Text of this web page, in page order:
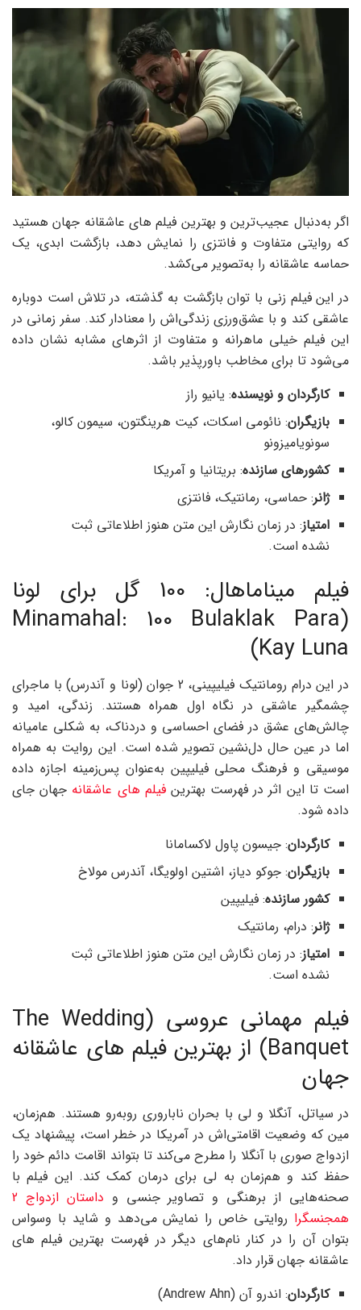
اگر به‌دنبال عجیب‌ترین و بهترین فیلم های عاشقانه جهان هستید
که روایتی متفاوت و فانتزی را نمایش دهد، بازگشت ابدی، یک
حماسه عاشقانه را به‌تصویر می‌کشد.
در این فيلم زنی با توان بازگشت به گذشته، در تلاش است دوباره
عاشقی کند و با عشق‌ورزی زندگی‌‌اش را معنادار کند. سفر زمانی در
این فیلم خیلی ماهرانه و متفاوت از اثرهای مشابه نشان داده
می‌شود تا برای مخاطب باورپذیر باشد.
کارگردان و نویسنده: یانیو راز
بازیگران: نائومی اسکات، کیت هرینگتون، سیمون کالو،
سونویامیزونو
کشورهای سازنده: بریتانیا و آمریکا
ژانر: حماسی، رمانتیک، فانتزی
امتیاز: در زمان نگارش این متن هنوز اطلاعاتی ثبت
نشده است.
فیلم میناماهال: 100 گل برای لونا
(Minamahal: 100 Bulaklak Para
Kay Luna)
در این درام رومانتیک فیلیپینی، 2 جوان (لونا و آندرس) با ماجرای
چشمگیر عاشقی در نگاه اول همراه هستند. زندگی، امید و
چالش‌های عشق در فضای احساسی و دردناک، به شکلی عامیانه
اما در عین حال دل‌نشین تصویر شده است. این روایت به همراه
موسیقی و فرهنگ محلی فیلیپین به‌عنوان پس‌زمینه اجازه داده
است تا این اثر در فهرست بهترینفیلم های عاشقانه جهان جای
داده شود.
کارگردان: جیسون پاول لاکسامانا
بازیگران: جوکو دیاز، اشتین اولویگا، آندرس مولاخ
کشور سازنده: فیلیپین
ژانر: درام، رمانتیک
امتیاز: در زمان نگارش این متن هنوز اطلاعاتی ثبت
نشده است.
فیلم مهمانی عروسی (The Wedding
Banquet) از بهترین فیلم های عاشقانه
جهان
در سیاتل، آنگلا و لی با بحران ناباروری روبه‌رو هستند. هم‌زمان،
مین که وضعیت اقامتی‌اش در آمریکا در خطر است، پیشنهاد یک
ازدواج صوری با آنگلا را مطرح می‌کند تا بتواند اقامت دائم خود را
حفظ کند و هم‌زمان به لی برای درمان کمک کند. این فیلم با
صحنه‌هایی از برهنگی و تصاویر جنسی و
داستان ازدواج 2
همجنسگرا روایتی خاص را نمایش می‌دهد و شاید با وسواس
بتوان آن را در کنار نام‌های دیگر در فهرست بهترین فیلم های
عاشقانه جهان قرار داد.
کارگردان: اندرو آن (Andrew Ahn)